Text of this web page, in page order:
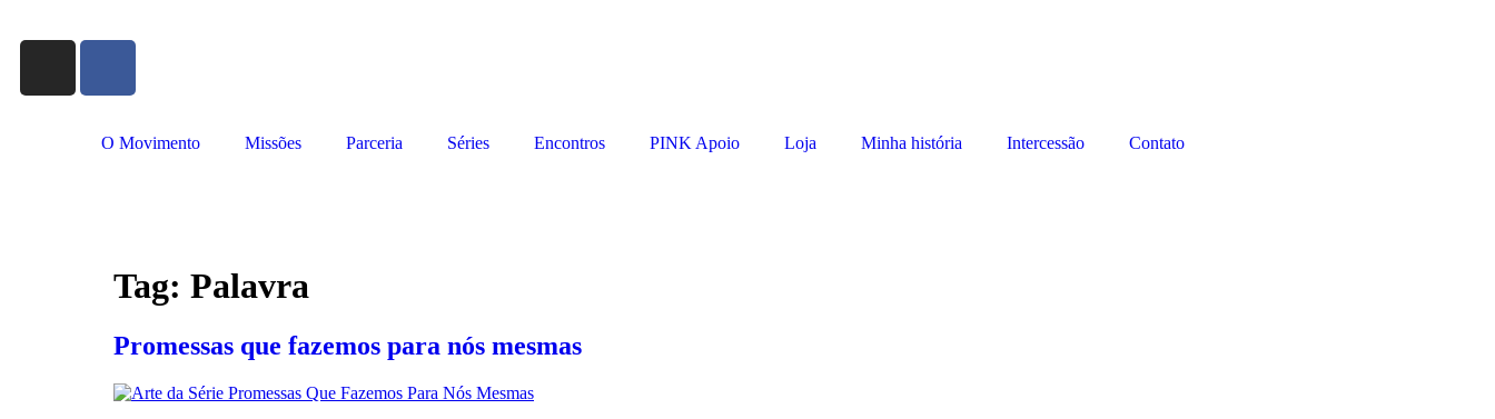
O Movimento Missões Parceria Séries Encontros PINK Apoio Loja Minha história Intercessão Contato
Tag: Palavra
Promessas que fazemos para nós mesmas